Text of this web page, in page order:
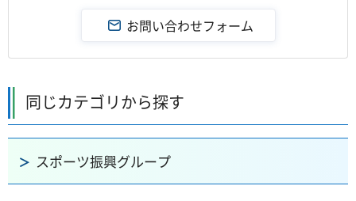
同じカテゴリから探す
スポーツ振興グループ